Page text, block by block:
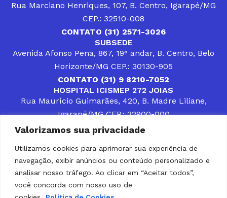
Valorizamos sua privacidade
Utilizamos cookies para aprimorar sua experiência de
navegação, exibir anúncios ou conteúdo personalizado e
analisar nosso tráfego. Ao clicar em “Aceitar todos”,
você concorda com nosso uso de
Rua Marciano Henriques, 107, B. Centro, Igarapé/MG
CEP.: 32510-008
CONTATO (31) 2571-3026
SUBSEDE
Avenida Afonso Pena, 867, 19° andar, B. Centro, Belo
Horizonte/MG CEP.: 30130-905
CONTATO (31) 9 8210-7052
HOSPITAL ICISMEP 272 JOIAS
Rua Maurício Guimarães, 420, B. Madre Liliane,
Igarapé/MG CEP.: 32900-000
CONTATOS (31) 3512-4400 ou (31) 9 8309-8660
DESENVOLVER SOLUÇÕES, AÇÕES E SERVIÇOS
PÚBLICOS QUE COMPLEMENTEM A ASSISTÊNCIA À
POPULAÇÃO DA REGIÃO EM QUE ATUA, SENDO
PARCEIRO DOS MUNICÍPIOS CONSORCIADOS NA
SOLUÇÃO DE DIFICULDADES ENFRENTADAS POR
GESTORES MUNICIPAIS, É O COMPROMISSO DO
ICISMEP.